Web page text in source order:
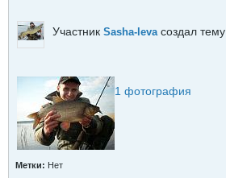
Участник Sasha-leva создал тему
1 фотография
Метки: Нет